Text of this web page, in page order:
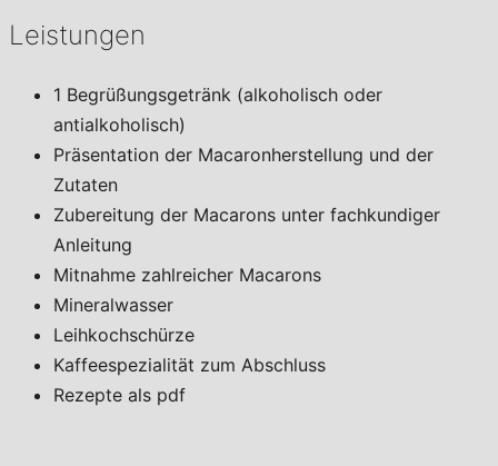
Leistungen
1 Begrüßungsgetränk (alkoholisch oder
antialkoholisch)
Präsentation der Macaronherstellung und der
Zutaten
Zubereitung der Macarons unter fachkundiger
Anleitung
Mitnahme zahlreicher Macarons
Mineralwasser
Leihkochschürze
Kaffeespezialität zum Abschluss
Rezepte als pdf